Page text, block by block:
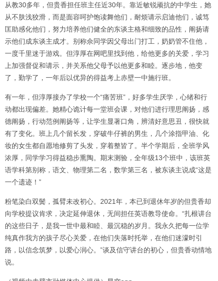
从教30多年，但贵香担任班主任近30年。靠近敏锐顽抗的中学生，她
从不肤浅狡滑，而是面容呵护饱读舞他们，耐烦请示启迪他们，诚笃
匡助感化他们，努力培养他们健全的东谈主格和细致的品性，阐扬请
示他们成东谈主成才。别称佘同学因父母出门打工，奶奶管不住他，
一度千里迷于游戏。但淳厚在网吧里找到他，给他更多的关爱，学习
上加强督促和请示，并关系他父母予以他更多和睦。逐步地，他变
了，勤学了，一年后以优异的得益考上赤壁一中施行班。
有一年，但淳厚接办了学校一个“痛苦班”，好多学生厌学，心绪和行
动都出现偏差。她精心诡计每一堂班会课，对他们进行理思阐扬，感
德阐扬，行动范例阐扬等，让学生显著口角，辨清好意思丑，很快就
有了变化。班上几个留长发，穿破牛仔裤的男生，几个涂指甲油、化
妆的女生都自愿地修剪了头发，穿着整皆了。半个学期后，全班学风
浓厚，同学学习得益稳步熏陶。期末测验，全年级13个班中，该班英
语学科第别称，语文、物理第二名，数学第三名，被东谈主说成“这是
一个遗迹！”
粉笔染白双鬓，孤臂未改初心。2021年，本已到退休年岁的但贵香却
向学校提议肯求，决定延伸退休，无间担任英语教导使命。“扎根讲台
的这些日子，是我一世中最和睦、最沉稳的岁月。我永久把每一位学
纯真作我方的孩子尽心关爱，在他们失落时托举，在他们迷濛时引
路，以信念筑梦，以爱心润心。”谈及信守讲台的初心，但贵香动情地
说。